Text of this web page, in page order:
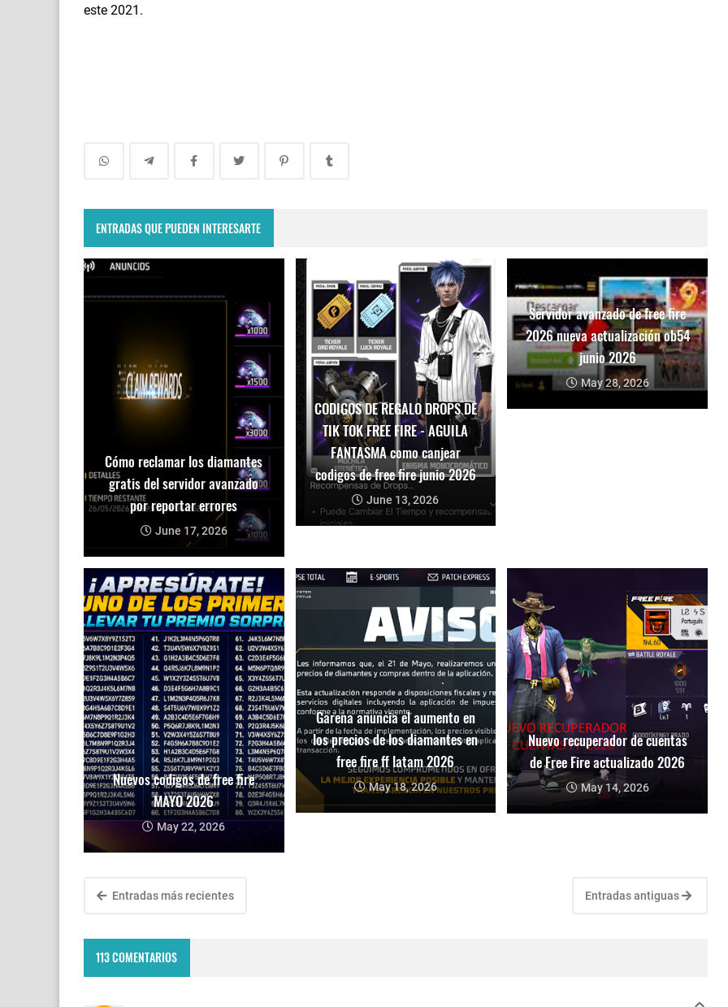
este 2021.
ENTRADAS QUE PUEDEN INTERESARTE
Cómo reclamar los diamantes
gratis del servidor avanzado
por reportar errores
June 17, 2026
CODIGOS DE REGALO DROPS DE
TIK TOK FREE FIRE - AGUILA
FANTASMA como canjear
codigos de free fire junio 2026
June 13, 2026
Servidor avanzado de free fire
2026 nueva actualización ob54
junio 2026
May 28, 2026
Nuevos codigos de free fire
MAYO 2026
May 22, 2026
Garena anuncia el aumento en
los precios de los diamantes en
free fire ff latam 2026
May 18, 2026
Nuevo recuperador de cuentas
de Free Fire actualizado 2026
May 14, 2026
Entradas más recientes Entradas antiguas
113 COMENTARIOS